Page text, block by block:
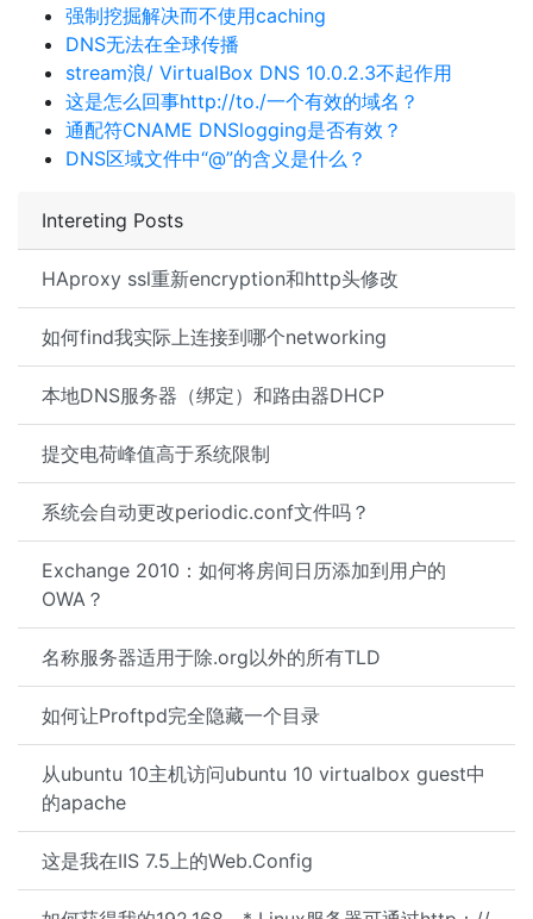
Intereting Posts
HAproxy ssl重新encryption和http头修改
如何find我实际上连接到哪个networking
本地DNS服务器（绑定）和路由器DHCP
提交电荷峰值高于系统限制
系统会自动更改periodic.conf文件吗？
Exchange 2010：如何将房间日历添加到用户的
OWA？
名称服务器适用于除.org以外的所有TLD
如何让Proftpd完全隐藏一个目录
从ubuntu 10主机访问ubuntu 10 virtualbox guest中
的apache
这是我在IIS 7.5上的Web.Config
强制挖掘解决而不使用caching
DNS无法在全球传播
stream浪/ VirtualBox DNS 10.0.2.3不起作用
这是怎么回事http://to./一个有效的域名？
通配符CNAME DNSlogging是否有效？
DNS区域文件中“@”的含义是什么？